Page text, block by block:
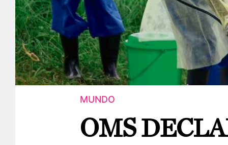
MUNDO
OMS